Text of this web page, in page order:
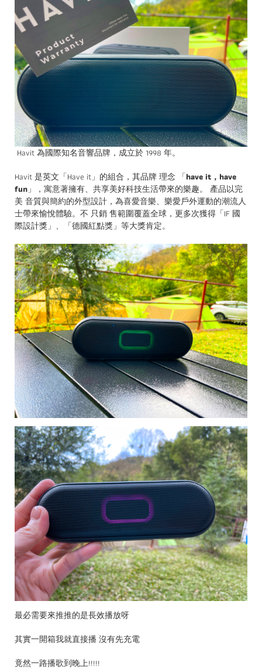
Havit 為國際知名音響品牌，成立於 1998 年。
Havit 是英文「Have it」的組合，其品牌 理念 「have it，have
fun」，寓意著擁有、共享美好科技生活帶來的樂趣。 產品以完
美 音質與簡約的外型設計，為喜愛音樂、樂愛戶外運動的潮流人
士帶來愉悅體驗。不 只銷 售範圍覆蓋全球，更多次獲得「IF 國
際設計獎」、「德國紅點獎」等大獎肯定。
最必需要來推推的是長效播放呀
其實一開箱我就直接播 沒有先充電
竟然一路播歌到晚上!!!!!